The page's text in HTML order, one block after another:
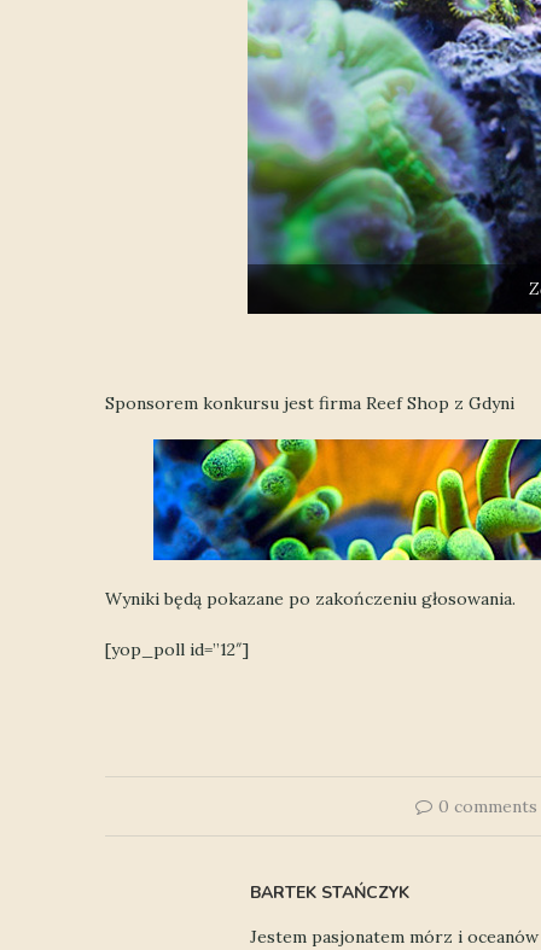
Sponsorem konkursu jest firma Reef Shop z Gdyni
Wyniki będą pokazane po zakończeniu głosowania.
[yop_poll id=”12″]
0 comments
BARTEK STAŃCZYK
Jestem pasjonatem mórz i